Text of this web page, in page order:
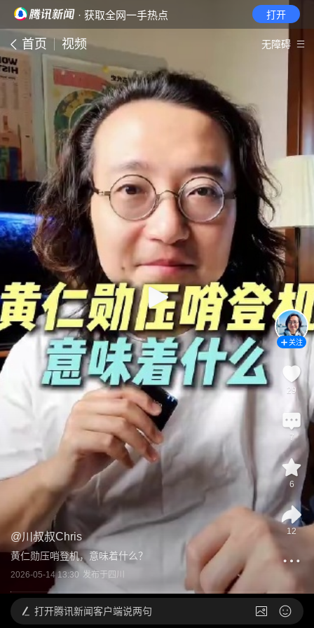
· 获取全网一手热点 打开
首页 视频 无障碍
@川叔叔Chris
黄仁勋压哨登机，意味着什么？
2026-05-14 13:30 发布于 四川
关注
29
7
6
12
打开腾讯新闻客户端说两句